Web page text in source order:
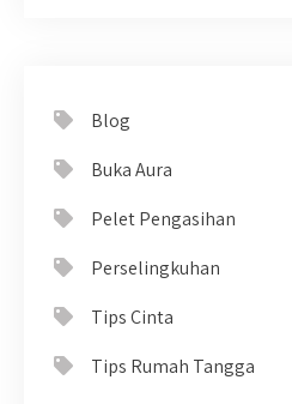
Blog
Buka Aura
Pelet Pengasihan
Perselingkuhan
Tips Cinta
Tips Rumah Tangga